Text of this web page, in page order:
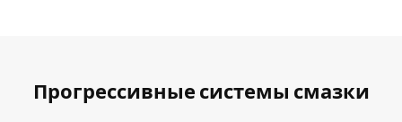
Прогрессивные системы смазки